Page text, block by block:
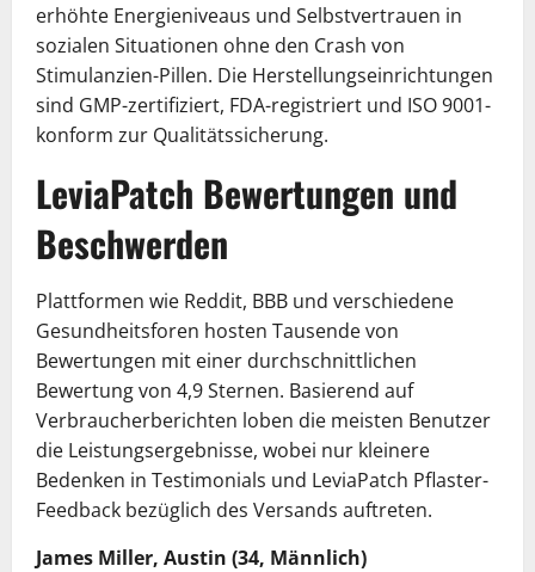
erhöhte Energieniveaus und Selbstvertrauen in
sozialen Situationen ohne den Crash von
Stimulanzien-Pillen. Die Herstellungseinrichtungen
sind GMP-zertifiziert, FDA-registriert und ISO 9001-
konform zur Qualitätssicherung.
LeviaPatch Bewertungen und
Beschwerden
Plattformen wie Reddit, BBB und verschiedene
Gesundheitsforen hosten Tausende von
Bewertungen mit einer durchschnittlichen
Bewertung von 4,9 Sternen. Basierend auf
Verbraucherberichten loben die meisten Benutzer
die Leistungsergebnisse, wobei nur kleinere
Bedenken in Testimonials und LeviaPatch Pflaster-
Feedback bezüglich des Versands auftreten.
James Miller, Austin (34, Männlich)